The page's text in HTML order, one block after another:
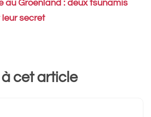
au Groenland : deux tsunamis
secret
à cet article